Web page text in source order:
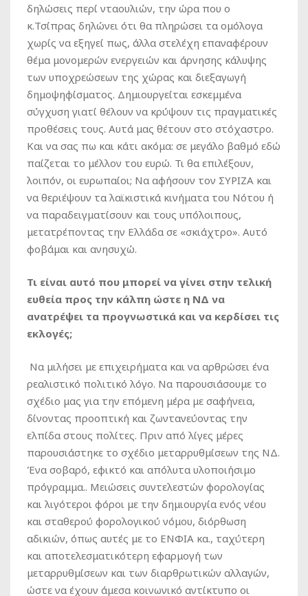
δηλώσεις περί νταουλιών, την ώρα που ο
κ.Τσίπρας δηλώνει ότι θα πληρώσει τα ομόλογα
χωρίς να εξηγεί πως, άλλα στελέχη επαναφέρουν
θέμα μονομερών ενεργειών και άρνησης κάλυψης
των υποχρεώσεων της χώρας και διεξαγωγή
δημοψηφίσματος. Δημιουργείται εσκεμμένα
σύγχυση γιατί θέλουν να κρύψουν τις πραγματικές
προθέσεις τους. Αυτά μας θέτουν στο στόχαστρο.
Και να σας πω και κάτι ακόμα: σε μεγάλο βαθμό εδώ
παίζεται το μέλλον του ευρώ. Τι θα επιλέξουν,
λοιπόν, οι ευρωπαίοι; Να αφήσουν τον ΣΥΡΙΖΑ και
να θεριέψουν τα λαϊκιστικά κινήματα του Νότου ή
να παραδειγματίσουν και τους υπόλοιπους,
μετατρέποντας την Ελλάδα σε «σκιάχτρο». Αυτό
φοβάμαι και ανησυχώ.
Τι είναι αυτό που μπορεί να γίνει στην τελική
ευθεία προς την κάλπη ώστε η ΝΔ να
ανατρέψει τα προγνωστικά και να κερδίσει τις
εκλογές;
Να μιλήσει με επιχειρήματα και να αρθρώσει ένα
ρεαλιστικό πολιτικό λόγο. Να παρουσιάσουμε το
σχέδιο μας για την επόμενη μέρα με σαφήνεια,
δίνοντας προοπτική και ζωντανεύοντας την
ελπίδα στους πολίτες. Πριν από λίγες μέρες
παρουσιάστηκε το σχέδιο μεταρρυθμίσεων της ΝΔ.
Ένα σοβαρό, εφικτό και απόλυτα υλοποιήσιμο
πρόγραμμα.. Μειώσεις συντελεστών φορολογίας
και λιγότεροι φόροι με την δημιουργία ενός νέου
και σταθερού φορολογικού νόμου, διόρθωση
αδικιών, όπως αυτές με το ΕΝΦΙΑ κα., ταχύτερη
και αποτελεσματικότερη εφαρμογή των
μεταρρυθμίσεων και των διαρθρωτικών αλλαγών,
ώστε να έχουν άμεσα κοινωνικό αντίκτυπο οι